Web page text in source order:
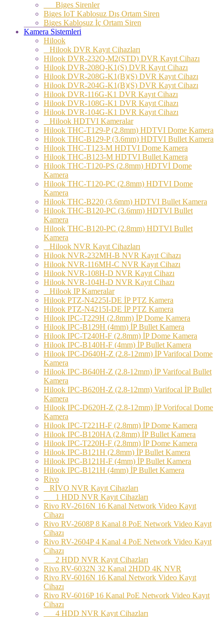
Biges Sirenler
Biges IoT Kablosuz Dış Ortam Siren
Biges Kablosuz İç Ortam Siren
Kamera Sistemleri
Hilook
Hilook DVR Kayıt Cihazları
Hilook DVR-232Q-M2(STD) DVR Kayıt Cihazı
Hilook DVR-208Q-K1(S) DVR Kayıt Cihazı
Hilook DVR-208G-K1(B)(S) DVR Kayıt Cihazı
Hilook DVR-204G-K1(B)(S) DVR Kayıt Cihazı
Hilook DVR-116G-K1 DVR Kayıt Cihazı
Hilook DVR-108G-K1 DVR Kayıt Cihazı
Hilook DVR-104G-K1 DVR Kayıt Cihazı
Hilook HDTVI Kameralar
Hilook THC-T129-P (2.8mm) HDTVI Dome Kamera
Hilook THC-B129-P (3.6mm) HDTVI Bullet Kamera
Hilook THC-T123-M HDTVI Dome Kamera
Hilook THC-B123-M HDTVI Bullet Kamera
Hilook THC-T120-PS (2.8mm) HDTVİ Dome
Kamera
Hilook THC-T120-PC (2.8mm) HDTVI Dome
Kamera
Hilook THC-B220 (3.6mm) HDTVI Bullet Kamera
Hilook THC-B120-PC (3.6mm) HDTVI Bullet
Kamera
Hilook THC-B120-PC (2.8mm) HDTVI Bullet
Kamera
Hilook NVR Kayıt Cihazları
Hilook NVR-232MH-B NVR Kayıt Cihazı
Hilook NVR-116MH-C NVR Kayıt Cihazı
Hilook NVR-108H-D NVR Kayıt Cihazı
Hilook NVR-104H-D NVR Kayıt Cihazı
Hilook IP Kameralar
Hilook PTZ-N4225I-DE İP PTZ Kamera
Hilook PTZ-N4215I-DE İP PTZ Kamera
Hilook IPC-T229H (2.8mm) İP Dome Kamera
Hilook IPC-B129H (4mm) İP Bullet Kamera
Hilook IPC-T240H-F (2.8mm) İP Dome Kamera
Hilook IPC-B140H-F (4mm) İP Bullet Kamera
Hilook IPC-D640H-Z (2.8-12mm) İP Varifocal Dome
Kamera
Hilook IPC-B640H-Z (2.8-12mm) İP Varifocal Bullet
Kamera
Hilook IPC-B620H-Z (2.8-12mm) Varifocal İP Bullet
Kamera
Hilook IPC-D620H-Z (2.8-12mm) İP Vorifocal Dome
Kamera
Hilook IPC-T221H-F (2.8mm) İP Dome Kamera
Hilook IPC-B120HA (2.8mm) İP Bullet Kamera
Hilook IPC-T220H-F (2.8mm) İP Dome Kamera
Hilook IPC-B121H (2.8mm) İP Bullet Kamera
Hilook IPC-B121H-F (4mm) İP Bullet Kamera
Hilook IPC-B121H (4mm) İP Bullet Kamera
Rivo
RİVO NVR Kayıt Cihazları
1 HDD NVR Kayıt Cihazları
Rivo RV-2616N 16 Kanal Network Video Kayıt
Cihazı
Rivo RV-2608P 8 Kanal 8 PoE Network Video Kayıt
Cihazı
Rivo RV-2604P 4 Kanal 4 PoE Network Video Kayıt
Cihazı
2 HDD NVR Kayıt Cihazları
Rivo RV-6032N 32 Kanal 2HDD 4K NVR
Rivo RV-6016N 16 Kanal Network Video Kayıt
Cihazı
Rivo RV-6016P 16 Kanal PoE Network Video Kayıt
Cihazı
4 HDD NVR Kayıt Cihazları